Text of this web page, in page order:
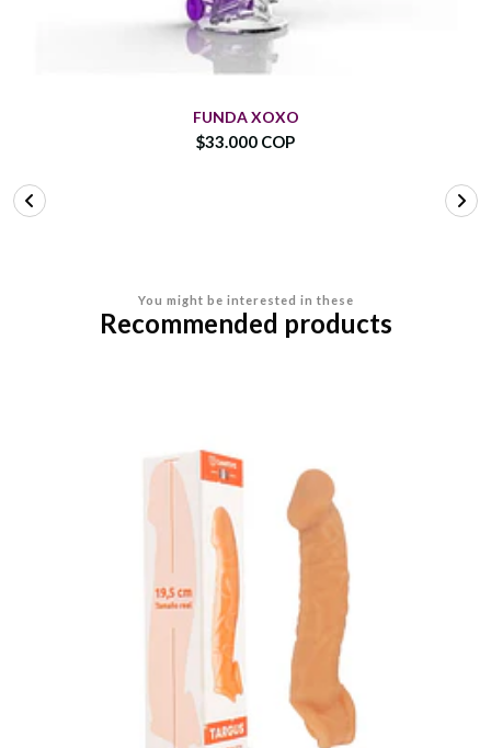
FUNDA XOXO
$33.000 COP
You might be interested in these
Recommended products